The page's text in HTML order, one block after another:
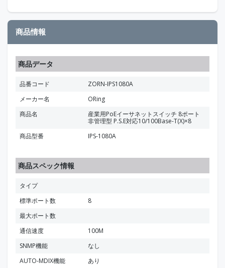
商品情報
商品データ
品番コード
ZORN-IPS1080A
メーカー名
ORing
商品名
産業用PoEイーサネットスイッチ 8ポート
非管理型 P.S.E対応10/100Base-T(X)×8
商品型番
IPS-1080A
商品スペック情報
タイプ
標準ポート数
8
最大ポート数
通信速度
100M
SNMP機能
なし
AUTO-MDIX機能
あり